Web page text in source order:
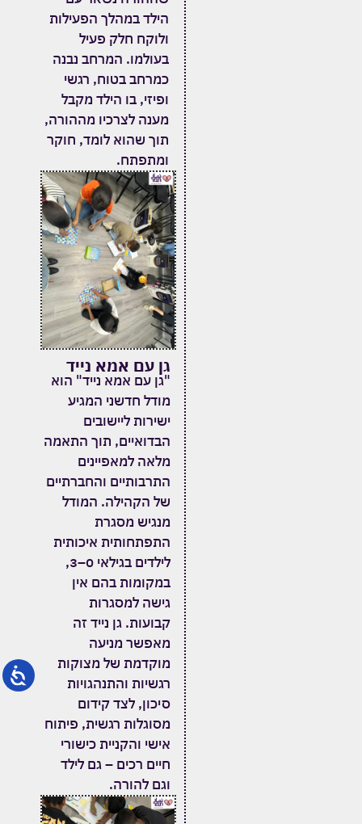
הילד במהלך הפעילות
ולוקח חלק פעיל
בעולמו.המרחב נבנה
כמרחב בטוח, רגשי
ופיזי, בו הילד מקבל
מענה לצרכיו מההורה,
תוך שהוא לומד, חוקר
ומתפתח.
גן עם אמא נייד
"גן עם אמא נייד" הוא
מודל חדשני המגיע
ישירות ליישובים
הבדואיים, תוך התאמה
מלאה למאפיינים
התרבותיים והחברתיים
של הקהילה.המודל
מנגיש מסגרת
התפתחותית איכותית
לילדים בגילאי 0–3,
במקומות בהם אין
גישה למסגרות
קבועות.גן נייד זה
מאפשר מניעה
מוקדמת של מצוקות
רגשיות והתנהגויות
סיכון, לצד קידום
מסוגלות רגשית, פיתוח
אישי והקניית כישורי
חיים רכים – גם לילד
וגם להורה.